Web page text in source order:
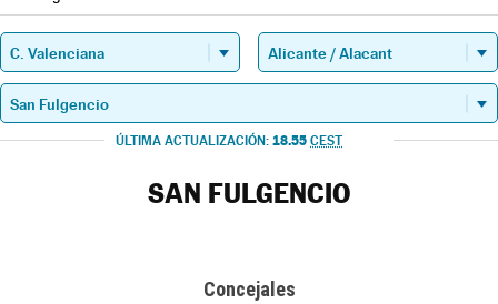
ÚLTIMA ACTUALIZACIÓN: 18.55 CEST
SAN FULGENCIO
Concejales